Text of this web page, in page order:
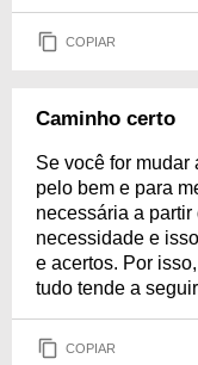
COPIAR
Caminho certo
Se você for
pelo bem e para
necessária a
necessidade e
e acertos. Por
tudo tende a
COPIAR